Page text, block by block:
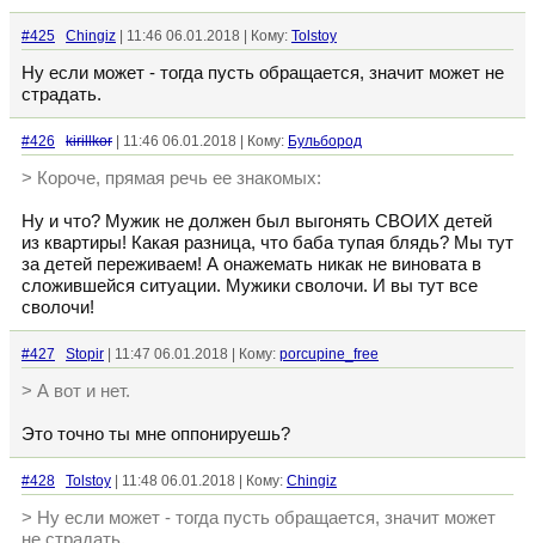
#425 Chingiz | 11:46 06.01.2018 | Кому: Tolstoy
Ну если может - тогда пусть обращается, значит может не
страдать.
#426 kirillkor | 11:46 06.01.2018 | Кому: Бульбород
> Короче, прямая речь ее знакомых:
Ну и что? Мужик не должен был выгонять СВОИХ детей
из квартиры! Какая разница, что баба тупая блядь? Мы тут
за детей переживаем! А онажемать никак не виновата в
сложившейся ситуации. Мужики сволочи. И вы тут все
сволочи!
#427 Stopir | 11:47 06.01.2018 | Кому: porcupine_free
> А вот и нет.
Это точно ты мне оппонируешь?
#428 Tolstoy | 11:48 06.01.2018 | Кому: Chingiz
> Ну если может - тогда пусть обращается, значит может